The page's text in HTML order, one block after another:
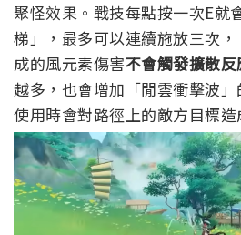
聚怪效果。 戰技每點按一次E就
梯」，最多可以連續施放三次
成的風元素傷害不會觸發擴散反
越多，也會增加「閒雲衝擊波
使用時會對路徑上的敵方目標造